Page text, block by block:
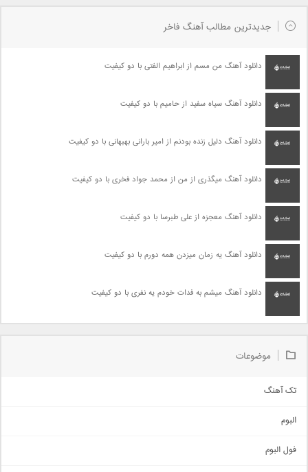
جدیدترین مطالب آهنگ فاخر
دانلود آهنگ من مسم از ابراهیم الفتی با دو کیفیت
دانلود آهنگ سیاه سفید از حامیم با دو کیفیت
دانلود آهنگ دلیل زنده بودنم از امیر بارانی بهبهانی با دو کیفیت
دانلود آهنگ میگذری از من از محمد جواد فخری با دو کیفیت
دانلود آهنگ معجزه از علی طبرسا با دو کیفیت
دانلود آهنگ یه زمان میزدن همه دورم با دو کیفیت
دانلود آهنگ میشم به فدات خودم یه نفری با دو کیفیت
موضوعات
تک آهنگ
اجتماعی
البوم
فول البوم